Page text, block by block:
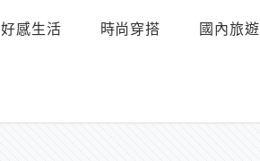
好感生活 時尚穿搭 國內旅遊